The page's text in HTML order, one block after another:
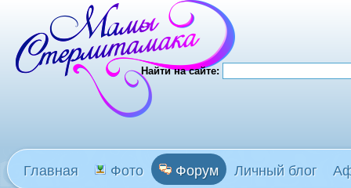
Найти на сайте:
Главная Фото Форум Личный блог